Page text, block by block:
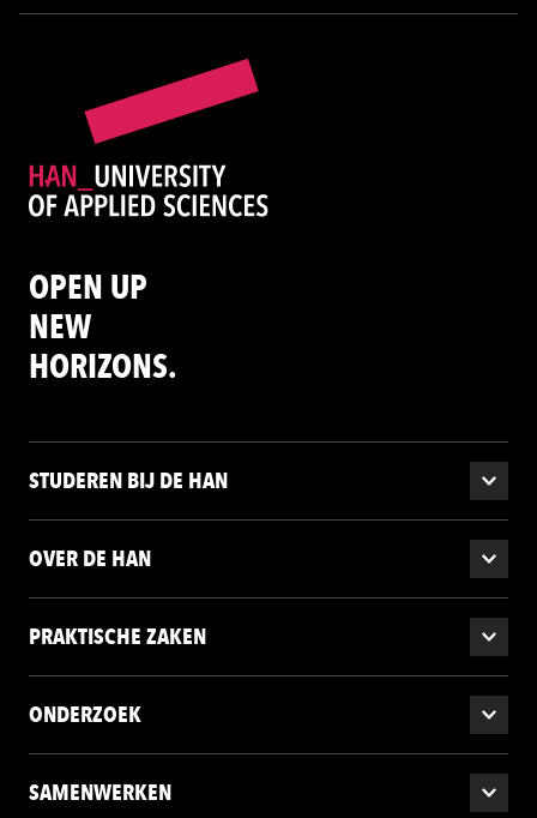
OPEN UP
NEW
HORIZONS.
STUDEREN BIJ DE HAN
OVER DE HAN
PRAKTISCHE ZAKEN
ONDERZOEK
SAMENWERKEN